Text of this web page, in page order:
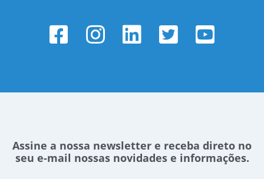
Assine a nossa newsletter e receba direto no
seu e-mail nossas novidades e informações.